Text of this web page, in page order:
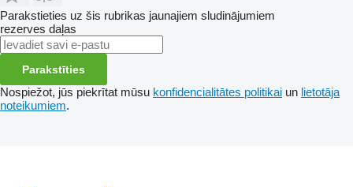
Parakstieties uz šis rubrikas jaunajiem sludinājumiem
rezerves daļas
Parakstīties
Nospiežot, jūs piekrītat mūsu konfidencialitātes politikai un lietotāja
noteikumiem.